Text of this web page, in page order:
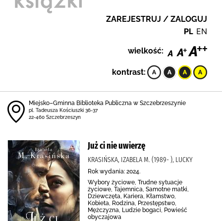
ZAREJESTRUJ / ZALOGUJ
PL EN
wielkość:
kontrast:
Miejsko–Gminna Biblioteka Publiczna w Szczebrzeszynie
pl. Tadeusza Kościuszki 36-37
22-460 Szczebrzeszyn
Już ci nie uwierzę
KRASIŃSKA, IZABELA M. (1989- ), LUCKY
Rok wydania: 2024.
Wybory życiowe, Trudne sytuacje
życiowe, Tajemnica, Samotne matki,
Dziewczęta, Kariera, Kłamstwo,
Kobieta, Rodzina, Przestępstwo,
Mężczyzna, Ludzie bogaci, Powieść
obyczajowa